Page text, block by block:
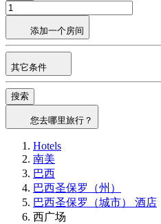
添加一个房间
其它条件
搜索
您去哪里旅行？
Hotels
南美
巴西
巴西圣保罗（州）
巴西圣保罗（城市） 酒店
西广场